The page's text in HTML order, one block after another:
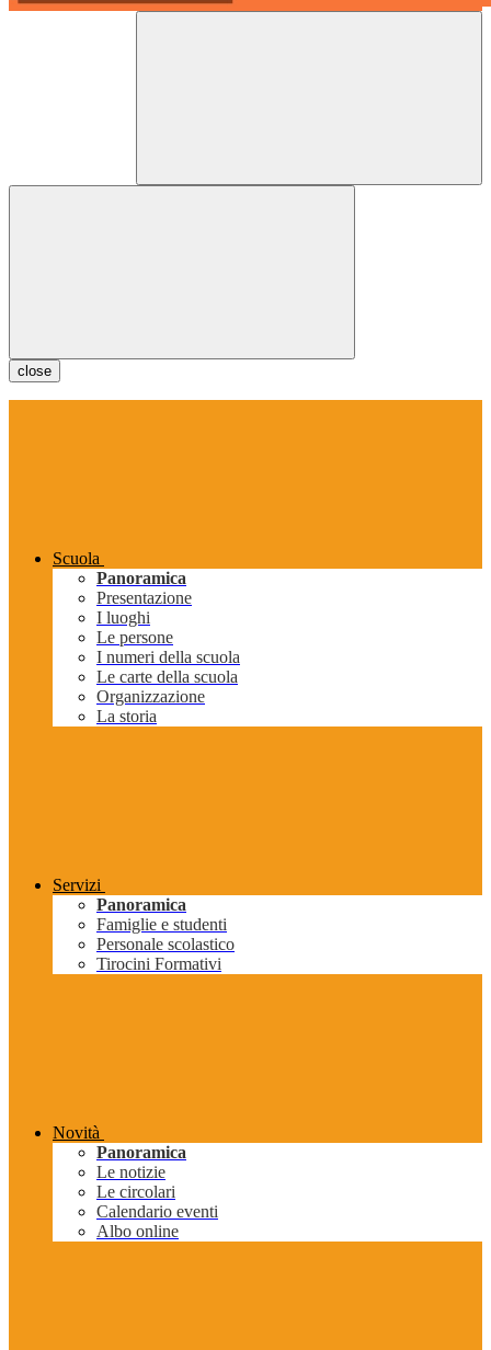
close
Scuola
Panoramica
Presentazione
I luoghi
Le persone
I numeri della scuola
Le carte della scuola
Organizzazione
La storia
Servizi
Panoramica
Famiglie e studenti
Personale scolastico
Tirocini Formativi
Novità
Panoramica
Le notizie
Le circolari
Calendario eventi
Albo online